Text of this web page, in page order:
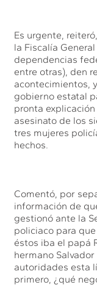
Es urgente,
la Fiscalía
dependencias
entre otras), den
acontecimientos,
gobierno estatal
pronta
asesinato de los
tres mujeres
hechos.
Comentó, por
información de
gestionó ante la
policiaco para
éstos iba el papá
hermano
autoridades esta
primero, ¿qué